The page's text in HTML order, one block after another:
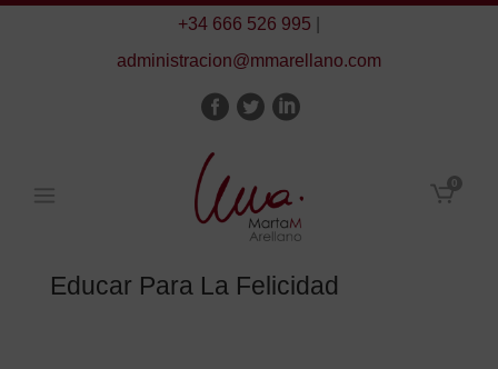
+34 666 526 995
administracion@mmarellano.com
0
Educar Para La Felicidad